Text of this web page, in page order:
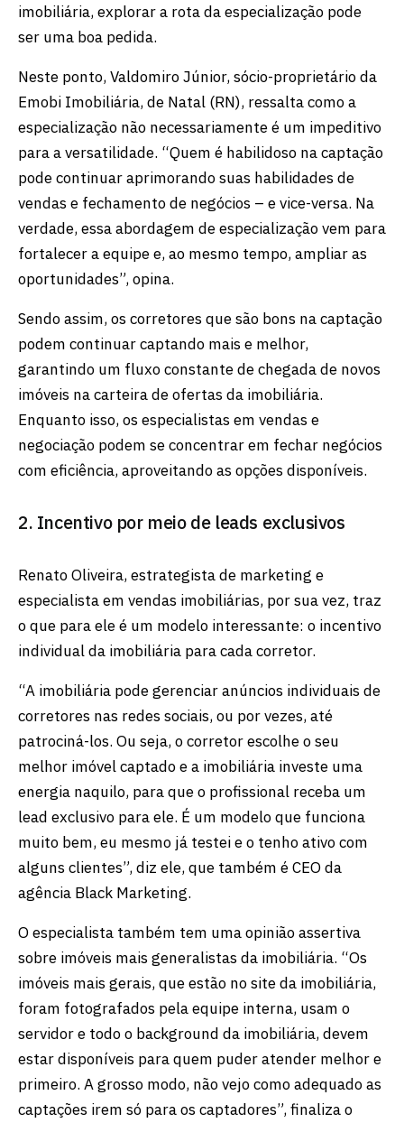
imobiliária, explorar a rota da especialização pode
ser uma boa pedida.
Neste ponto, Valdomiro Júnior, sócio-proprietário da
Emobi Imobiliária, de Natal (RN), ressalta como a
especialização não necessariamente é um impeditivo
para a versatilidade. “Quem é habilidoso na captação
pode continuar aprimorando suas habilidades de
vendas e fechamento de negócios – e vice-versa. Na
verdade, essa abordagem de especialização vem para
fortalecer a equipe e, ao mesmo tempo, ampliar as
oportunidades”, opina.
Sendo assim, os corretores que são bons na captação
podem continuar captando mais e melhor,
garantindo um fluxo constante de chegada de novos
imóveis na carteira de ofertas da imobiliária.
Enquanto isso, os especialistas em vendas e
negociação podem se concentrar em fechar negócios
com eficiência, aproveitando as opções disponíveis.
2. Incentivo por meio de leads exclusivos
Renato Oliveira, estrategista de marketing e
especialista em vendas imobiliárias, por sua vez, traz
o que para ele é um modelo interessante: o incentivo
individual da imobiliária para cada corretor.
“A imobiliária pode gerenciar anúncios individuais de
corretores nas redes sociais, ou por vezes, até
patrociná-los. Ou seja, o corretor escolhe o seu
melhor imóvel captado e a imobiliária investe uma
energia naquilo, para que o profissional receba um
lead exclusivo para ele. É um modelo que funciona
muito bem, eu mesmo já testei e o tenho ativo com
alguns clientes”, diz ele, que também é CEO da
agência Black Marketing.
O especialista também tem uma opinião assertiva
sobre imóveis mais generalistas da imobiliária. “Os
imóveis mais gerais, que estão no site da imobiliária,
foram fotografados pela equipe interna, usam o
servidor e todo o background da imobiliária, devem
estar disponíveis para quem puder atender melhor e
primeiro. A grosso modo, não vejo como adequado as
captações irem só para os captadores”, finaliza o